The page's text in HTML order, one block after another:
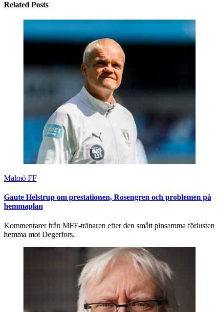
Related Posts
Malmö FF
Gaute Helstrup om prestationen, Rosengren och problemen på
hemmaplan
Kommentarer från MFF-tränaren efter den smått pinsamma förlusten
hemma mot Degerfors.